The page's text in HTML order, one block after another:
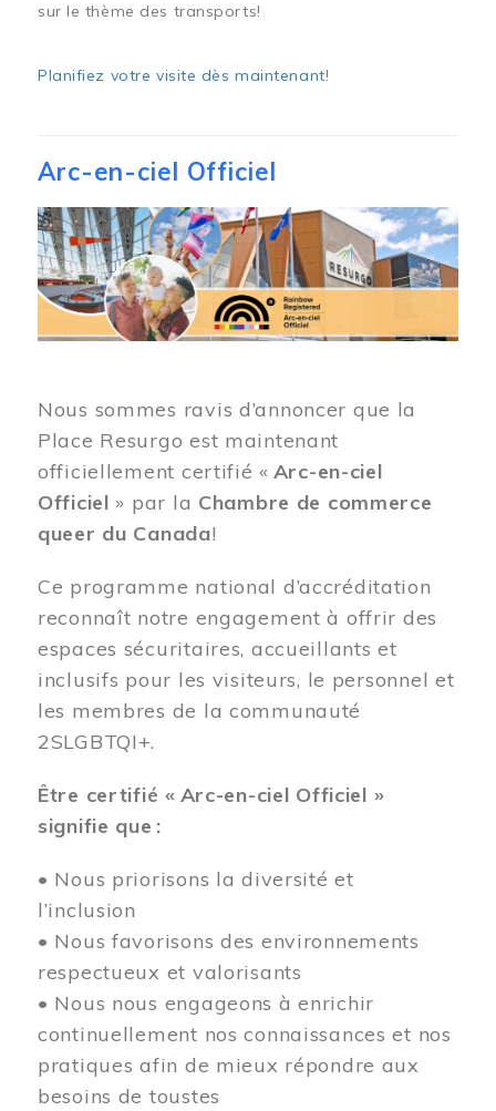
sur le thème des transports!
Planifiez votre visite dès maintenant!
Arc-en-ciel Officiel
Image
Nous sommes ravis d’annoncer que la
Place Resurgo est maintenant
officiellement certifié « Arc-en-ciel
Officiel » par la Chambre de commerce
queer du Canada!
Ce programme national d’accréditation
reconnaît notre engagement à offrir des
espaces sécuritaires, accueillants et
inclusifs pour les visiteurs, le personnel et
les membres de la communauté
2SLGBTQI+.
Être certifié « Arc-en-ciel Officiel »
signifie que :
• Nous priorisons la diversité et
l’inclusion
• Nous favorisons des environnements
respectueux et valorisants
• Nous nous engageons à enrichir
continuellement nos connaissances et nos
pratiques afin de mieux répondre aux
besoins de toustes